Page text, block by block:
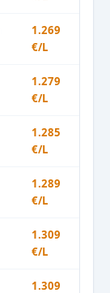
1.269
€/L
1.279
€/L
1.285
€/L
1.289
€/L
1.309
€/L
1.309